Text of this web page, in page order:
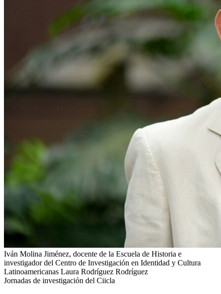
Iván Molina Jiménez, docente de la Escuela de Historia e
investigador del Centro de Investigación en Identidad y Cultura
Latinoamericanas Laura Rodríguez Rodríguez
Jornadas de investigación del Ciicla